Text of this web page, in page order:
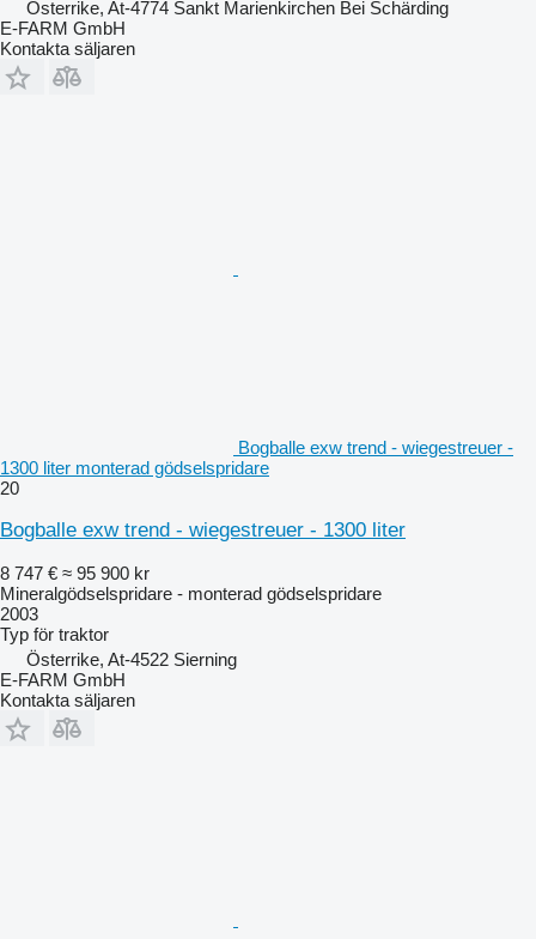
Österrike, At-4774 Sankt Marienkirchen Bei Schärding
E-FARM GmbH
Kontakta säljaren
Bogballe exw trend - wiegestreuer -
1300 liter monterad gödselspridare
20
Bogballe exw trend - wiegestreuer - 1300 liter
8 747 € ≈ 95 900 kr
Mineralgödselspridare - monterad gödselspridare
2003
Typ för traktor
Österrike, At-4522 Sierning
E-FARM GmbH
Kontakta säljaren